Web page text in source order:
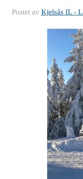
Postet av Kjelsås IL -